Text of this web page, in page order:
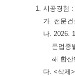
1. 시공경험
가. 전문
나. 2026.
문업종
해 합
다. <삭제